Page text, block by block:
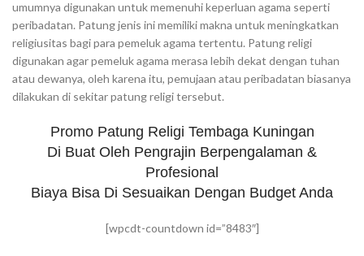
umumnya digunakan untuk memenuhi keperluan agama seperti
peribadatan. Patung jenis ini memiliki makna untuk meningkatkan
religiusitas bagi para pemeluk agama tertentu. Patung religi
digunakan agar pemeluk agama merasa lebih dekat dengan tuhan
atau dewanya, oleh karena itu, pemujaan atau peribadatan biasanya
dilakukan di sekitar patung religi tersebut.
Promo Patung Religi Tembaga Kuningan
Di Buat Oleh Pengrajin Berpengalaman &
Profesional
Biaya Bisa Di Sesuaikan Dengan Budget Anda
[wpcdt-countdown id=”8483″]